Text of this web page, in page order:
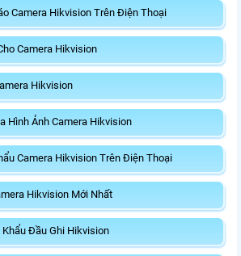
Camera Hikvision Trên Điện Thoại
Camera Hikvision
Hikvision
Hình Ảnh Camera Hikvision
Camera Hikvision Trên Điện Thoại
Hikvision Mới Nhất
Đầu Ghi Hikvision